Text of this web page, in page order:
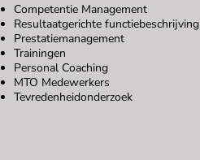
Competentie Management
Resultaatgerichte functiebeschrijving
Prestatiemanagement
Trainingen
Personal Coaching
MTO Medewerkers
Tevredenheidonderzoek